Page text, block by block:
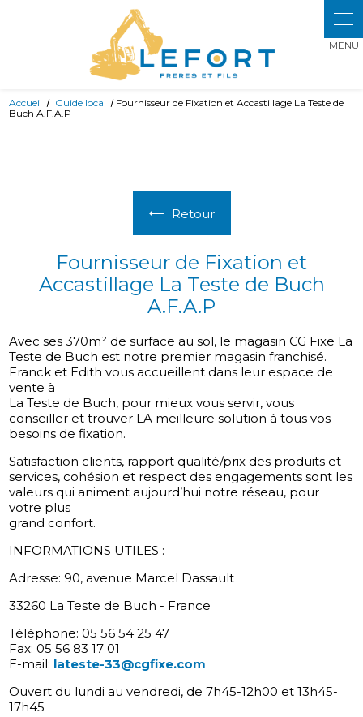
Accueil Guide local
Fournisseur de Fixation et Accastillage La Teste de
Buch A.F.A.P
Retour
Fournisseur de Fixation et
Accastillage La Teste de Buch
A.F.A.P
Avec ses 370m² de surface au sol, le magasin CG Fixe La
Teste de Buch est notre premier magasin franchisé.
Franck et Edith vous accueillent dans leur espace de
vente à
La Teste de Buch, pour mieux vous servir, vous
conseiller et trouver LA meilleure solution à tous vos
besoins de fixation.
Satisfaction clients, rapport qualité/prix des produits et
services, cohésion et respect des engagements sont les
valeurs qui animent aujourd’hui notre réseau, pour
votre plus
grand confort.
INFORMATIONS UTILES :
Adresse: 90, avenue Marcel Dassault
33260 La Teste de Buch - France
Téléphone: 05 56 54 25 47
Fax: 05 56 83 17 01
E-mail: lateste-33@cgfixe.com
Ouvert du lundi au vendredi, de 7h45-12h00 et 13h45-
17h45
Panneau de gestion des cookies